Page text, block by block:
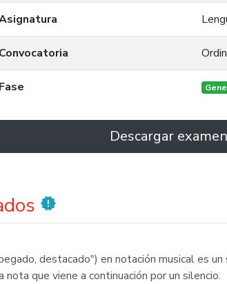
Convocatoria
Fase
Descargar
new_releases
destacado") en notación musical es
nota que viene a continuación por un silencio.